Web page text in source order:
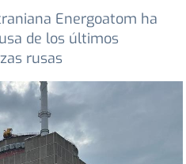
Energoatom ha
de los últimos
rusas